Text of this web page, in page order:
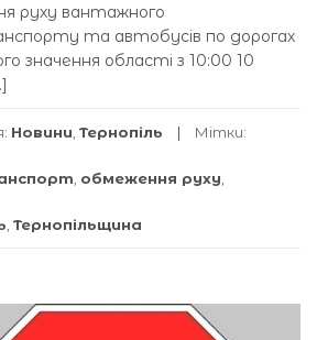
руху вантажного
та автобусів по дорогах
значення області з 10:00 10
Новини Тернопіль Мітки:
обмеження руху
Тернопільщина